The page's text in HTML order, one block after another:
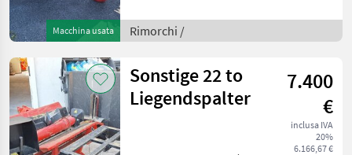
Macchina usata
Rimorchio ribaltabile
Rimorchi /
Sonstige 22 to
Liegendspalter
7.400
€
inclusa IVA
20%
6.166,67 €